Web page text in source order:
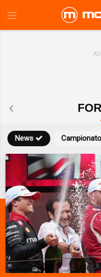
News Campionato